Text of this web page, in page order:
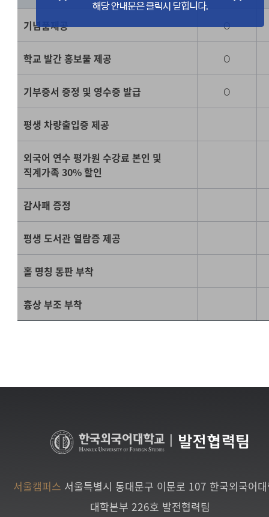
기념품제공 O
학교 발간 홍보물 제공 O
기부증서 증정 및 영수증 발급 O
평생 차량출입증 제공
외국어 연수 평가원 수강료 본인 및
직계가족 30% 할인
감사패 증정
평생 도서관 열람증 제공
홀 명칭 동판 부착
흉상 부조 부착
발전협력팀
서울캠퍼스 서울특별시 동대문구 이문로 107 한국외국어
대학본부 226호 발전협력팀